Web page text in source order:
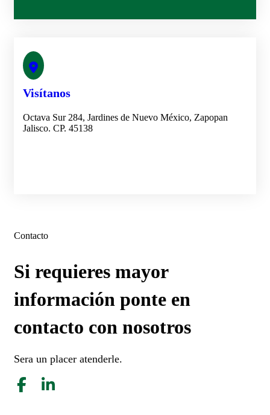
Visítanos
Octava Sur 284, Jardines de Nuevo México, Zapopan
Jalisco. CP. 45138
Contacto
Si requieres mayor
información ponte en
contacto con nosotros
Sera un placer atenderle.